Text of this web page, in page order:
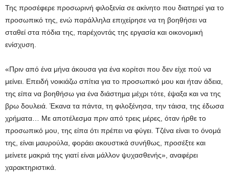
Της προσέφερε προσωρινή φιλοξενία σε ακίνητο που διατηρεί για το
προσωπικό της, ενώ παράλληλα επιχείρησε να τη βοηθήσει να
σταθεί στα πόδια της, παρέχοντάς της εργασία και οικονομική
ενίσχυση.
«Πριν από ένα μήνα άκουσα για ένα κορίτσι που δεν είχε πού να
μείνει. Επειδή νοικιάζω σπίτια για το προσωπικό μου και ήταν άδεια,
της είπα να βοηθήσω για ένα διάστημα μέχρι τότε, έψαξα και να της
βρω δουλειά. Έκανα τα πάντα, τη φιλοξένησα, την τάισα, της έδωσα
χρήματα… Με αποτέλεσμα πριν από τρεις μέρες, όταν ήρθε το
προσωπικό μου, της είπα ότι πρέπει να φύγει. Τζένα είναι το όνομά
της, είναι μαυρούλα, φοράει ακουστικά συνήθως, προσέξτε και
μείνετε μακριά της γιατί είναι μάλλον ψυχασθενής», αναφέρει
χαρακτηριστικά.